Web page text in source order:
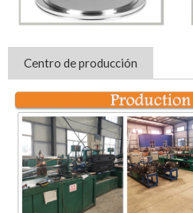
Centro de producción